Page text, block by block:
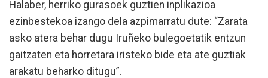
Halaber, herriko gurasoek guztien inplikazioa
ezinbestekoa izango dela azpimarratu dute: “Zarata
asko atera behar dugu Iruñeko bulegoetatik entzun
gaitzaten eta horretara iristeko bide eta ate guztiak
arakatu beharko ditugu”.